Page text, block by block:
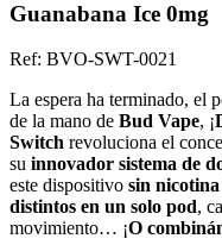
Guanabana Ice 0mg
Ref: BVO-SWT-0021
La espera ha terminado, el
de la mano de Bud Vape, ¡
Switch revoluciona el
su innovador sistema de
este dispositivo sin nicotina
distintos en un solo pod,
movimiento… ¡O